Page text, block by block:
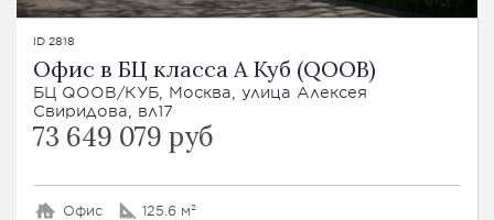
ID 2818
Офис в БЦ класса А Куб (QOOB)
БЦ QOOB/КУБ, Москва, улица Алексея
Свиридова, вл17
73 649 079 руб
Офис 125.6 м²